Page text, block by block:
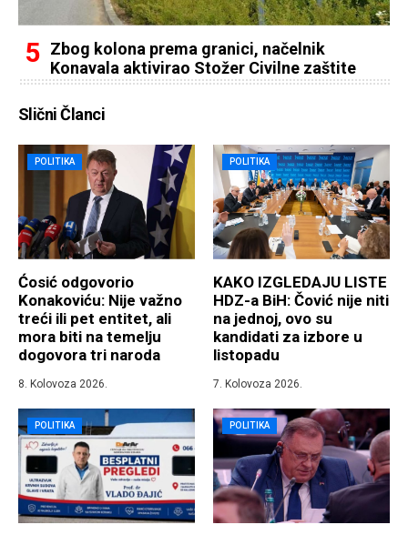
Zbog kolona prema granici, načelnik
Konavala aktivirao Stožer Civilne zaštite
Slični Članci
POLITIKA
Ćosić odgovorio
Konakoviću: Nije važno
treći ili pet entitet, ali
mora biti na temelju
dogovora tri naroda
8. Kolovoza 2026.
POLITIKA
KAKO IZGLEDAJU LISTE
HDZ-a BiH: Čović nije niti
na jednoj, ovo su
kandidati za izbore u
listopadu
7. Kolovoza 2026.
POLITIKA POLITIKA